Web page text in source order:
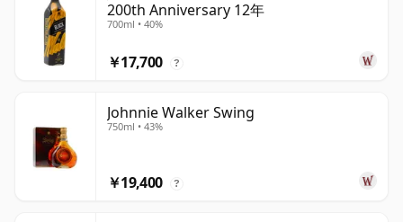
200th Anniversary 12年
700ml • 40%
￥17,700 ?
Johnnie Walker Swing
750ml • 43%
￥19,400 ?